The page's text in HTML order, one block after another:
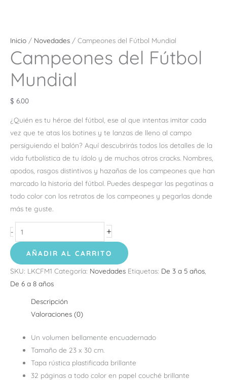
Inicio / Novedades / Campeones del Fútbol Mundial
Campeones del Fútbol
Mundial
$ 6.00
¿Quién es tu héroe del fútbol, ese al que intentas imitar cada
vez que te atas los botines y te lanzas de lleno al campo
persiguiendo el balón? Aquí descubrirás todos los detalles de la
vida futbolística de tu ídolo y de muchos otros cracks. Nombres,
apodos, rasgos distintivos y hazañas de los campeones que han
marcado la historia del fútbol. Puedes despegar las pegatinas a
todo color con los retratos de los campeones y pegarlas donde
más te guste.
- +
AÑADIR AL CARRITO
SKU: LKCFM1 Categoría: Novedades Etiquetas: De 3 a 5 años,
De 6 a 8 años
Descripción
Valoraciones (0)
Un volumen bellamente encuadernado
Tamaño de 23 x 30 cm.
Tapa rústica plastificada brillante
32 páginas a todo color en papel couché brillante